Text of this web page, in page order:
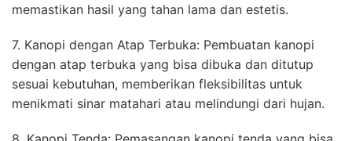
memastikan hasil yang tahan lama dan estetis.
7. Kanopi dengan Atap Terbuka: Pembuatan kanopi
dengan atap terbuka yang bisa dibuka dan ditutup
sesuai kebutuhan, memberikan fleksibilitas untuk
menikmati sinar matahari atau melindungi dari hujan.